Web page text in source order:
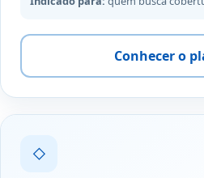
Conhecer o
◇